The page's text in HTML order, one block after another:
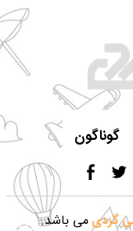
گوناگون
گردیمی باشد.